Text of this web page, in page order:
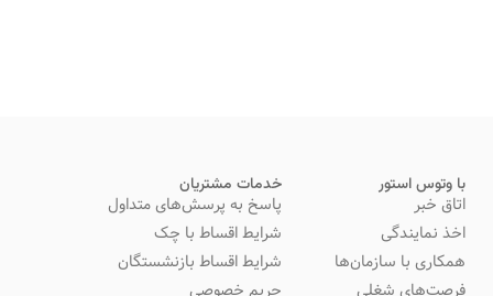
با وتوس استور
اتاق خبر
اخذ نمایندگی
همکاری با سازمان‌ها
فرصت‌های شغلی
خدمات مشتریان
پاسخ به پرسش‌های متداول
شرایط اقساط با چک
شرایط اقساط بازنشستگان
حریم خصوصی